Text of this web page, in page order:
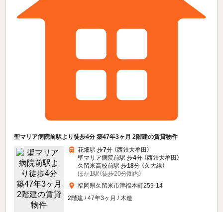
聖マリア病院前駅より徒歩4分 築47年3ヶ月 2階建の賃貸物件
花畑駅 歩7分 （西鉄大牟田）
聖マリア病院前駅 歩4分 （西鉄大牟田）
久留米高校前駅 歩18分 （久大線）
ほか1駅（徒歩20分圏内）
福岡県久留米市津福本町259-14
2階建 / 47年3ヶ月 / 木造